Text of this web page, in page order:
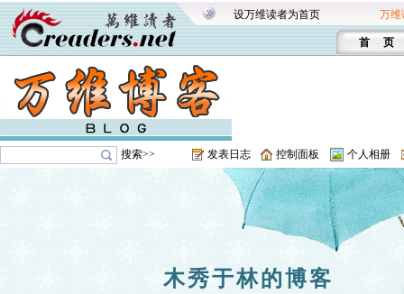
设万维读者为首页 万维
首 页
搜索>> 发表日志 控制面板 个人相册
木秀于林的博客